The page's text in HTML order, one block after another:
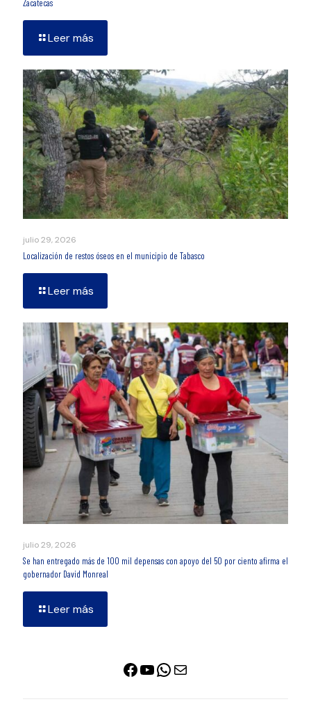
Zacatecas
Leer más
julio 29, 2026
Localización de restos óseos en el municipio de Tabasco
Leer más
julio 29, 2026
Se han entregado más de 100 mil depensas con apoyo del 50 por ciento afirma el
gobernador David Monreal
Leer más
Facebook
YouTube
WhatsApp
Correo electrónico